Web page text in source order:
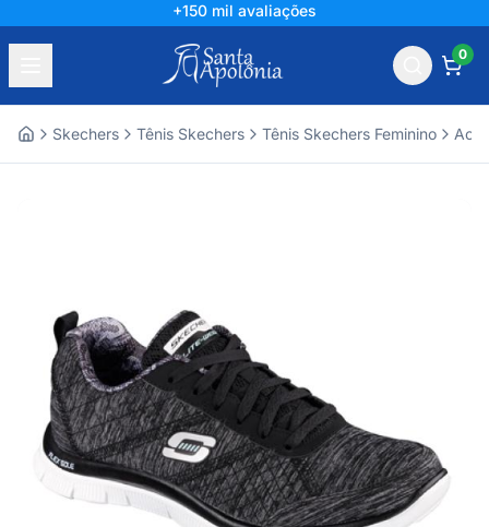
+150 mil avaliações
0
Skechers Tênis Skechers Tênis Skechers Feminino